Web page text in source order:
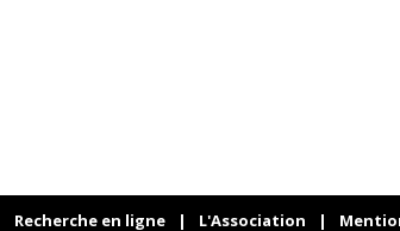
Recherche en ligne | L'Association |